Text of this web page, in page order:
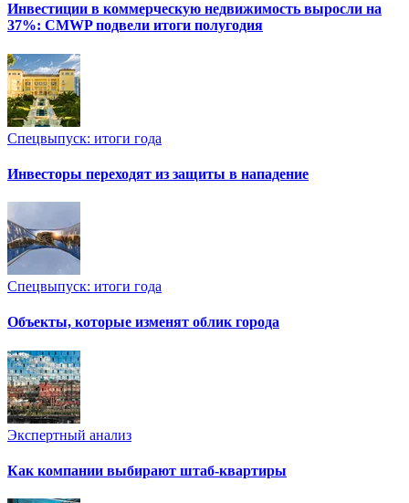
Инвестиции в коммерческую недвижимость выросли на
37%: CMWP подвели итоги полугодия
Спецвыпуск: итоги года
Инвесторы переходят из защиты в нападение
Спецвыпуск: итоги года
Объекты, которые изменят облик города
Экспертный анализ
Как компании выбирают штаб-квартиры